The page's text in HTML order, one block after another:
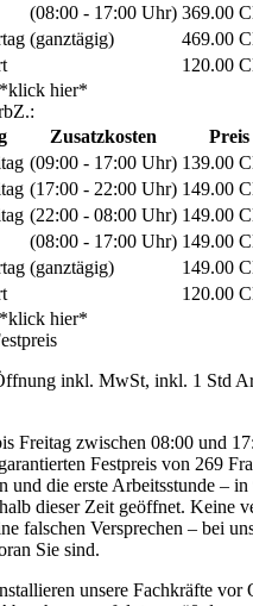
(08:00 - 17:00 Uhr) 369.00
(ganztägig)
469.00
120.00
hier*
Zusatzkosten
Preis
(09:00 - 17:00 Uhr) 139.00
(17:00 - 22:00 Uhr) 149.00
(22:00 - 08:00 Uhr) 149.00
(08:00 - 17:00 Uhr) 149.00
(ganztägig)
149.00
120.00
hier*
inkl. MwSt, inkl. 1 Std
Freitag zwischen 08:00 und
Festpreis von 269
und die erste Arbeitsstunde –
dieser Zeit geöffnet. Keine
falschen Versprechen – bei
Sie sind.
unsere Fachkräfte vor